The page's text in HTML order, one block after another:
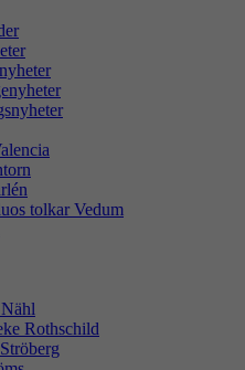
tolkar Vedum
Rothschild